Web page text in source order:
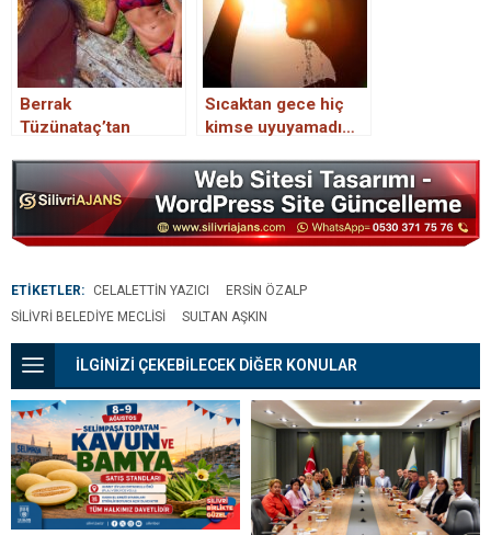
Berrak
Tüzünataç’tan
hiç makarna yemiyor
musun?’
Sıcaktan gece hiç
kimse uyuyamadı…
giriyoruz!
ETİKETLER: CELALETTIN YAZICI
ERSIN ÖZALP
SILIVRI BELEDIYE MECLISI
SULTAN AŞKIN
İLGİNİZİ ÇEKEBİLECEK DİĞER KONULAR